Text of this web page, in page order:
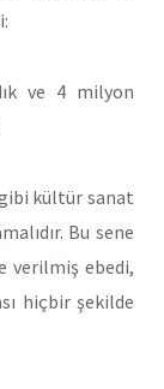
ve 4 milyon
kültür sanat
Bu sene
verilmiş ebedi,
hiçbir şekilde